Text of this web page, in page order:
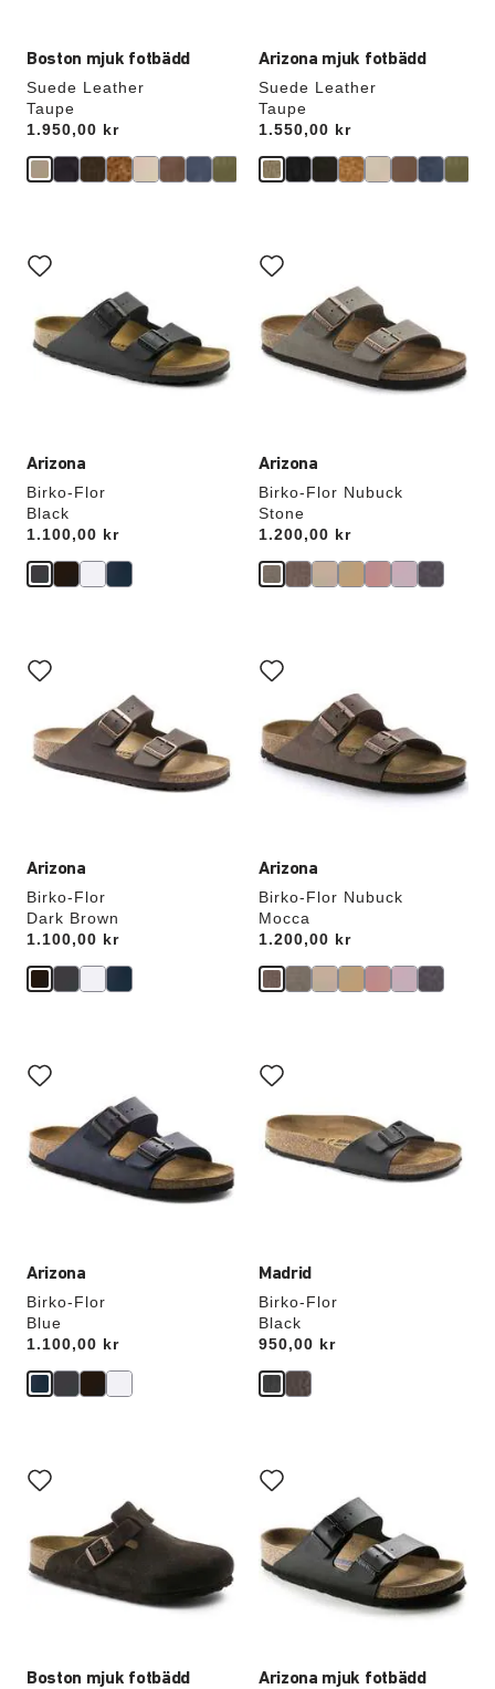
Boston mjuk fotbädd
Suede Leather
Taupe
Price:
1.950,00 kr
Arizona mjuk fotbädd
Suede Leather
Taupe
Price:
1.550,00 kr
Arizona
Birko-Flor
Black
Price:
1.100,00 kr
med
provfärger
att
uppdatera
produktbilden
Arizona
Birko-Flor Nubuck
Stone
Price:
1.200,00 kr
med
provfärger
att
uppdatera
produktbilden
Arizona
Birko-Flor
Dark Brown
Price:
1.100,00 kr
med
provfärger
uppdatera
produktbilden
Arizona
Birko-Flor Nubuck
Mocca
Price:
1.200,00 kr
med
provfärger
att
uppdatera
produktbilden
Arizona
Birko-Flor
Blue
Price:
1.100,00 kr
med
provfärger
att
uppdatera
produktbilden
Madrid
Birko-Flor
Black
Price:
950,00 kr
med
provfärger
kommer
att
uppdatera
produktbilden
Boston mjuk fotbädd
med
provfärger
att
uppdatera
produktbilden
Arizona mjuk fotbädd
med
provfärger
att
uppdatera
produktbilden